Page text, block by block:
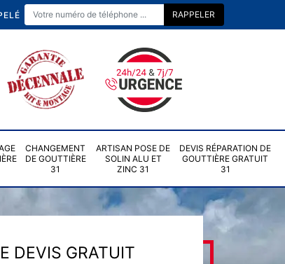
CHANGEMENT
DE GOUTTIÈRE
31
ARTISAN POSE DE
SOLIN ALU ET
ZINC 31
DEVIS RÉPARATION DE
GOUTTIÈRE GRATUIT
31
DEVIS GRATUIT